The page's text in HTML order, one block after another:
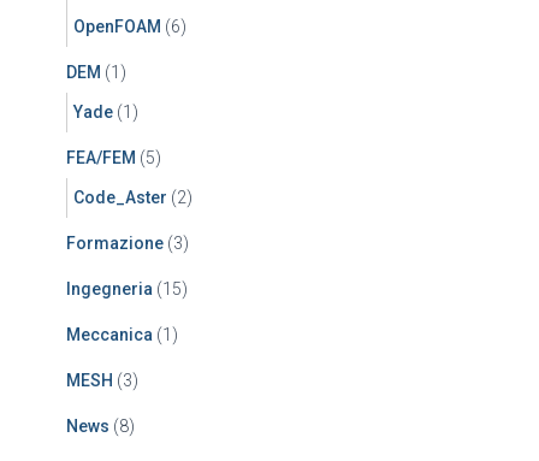
OpenFOAM (6)
DEM (1)
Yade (1)
FEA/FEM (5)
Code_Aster (2)
Formazione (3)
Ingegneria (15)
Meccanica (1)
MESH (3)
News (8)